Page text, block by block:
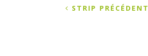
STRIP PRÉCÉDENT